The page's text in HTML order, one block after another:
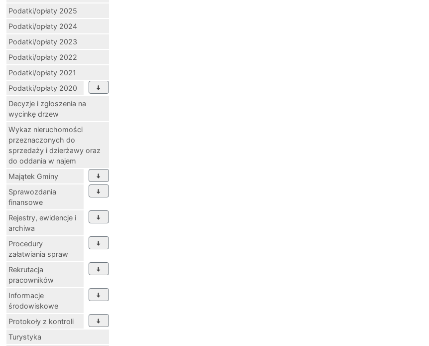
Podatki/opłaty 2025
Podatki/opłaty 2024
Podatki/opłaty 2023
Podatki/opłaty 2022
Podatki/opłaty 2021
Podatki/opłaty 2020
Decyzje i zgłoszenia na
wycinkę drzew
Wykaz nieruchomości
przeznaczonych do
sprzedaży i dzierżawy oraz
do oddania w najem
Majątek Gminy
Sprawozdania
finansowe
Rejestry, ewidencje i
archiwa
Procedury
załatwiania spraw
Rekrutacja
pracowników
Informacje
środowiskowe
Protokoły z kontroli
Turystyka